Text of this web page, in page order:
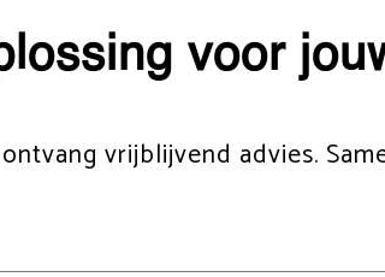
voor
vrijblijvend advies.